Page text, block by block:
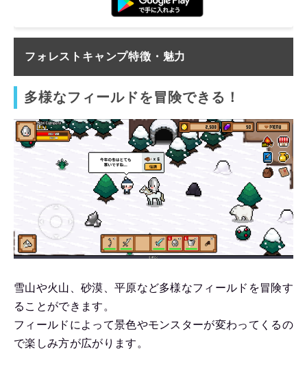
フォレストキャンプ特徴・魅力
多様なフィールドを冒険できる！
雪山や火山、砂漠、平原など多様なフィールドを冒険す
ることができます。
フィールドによって景色やモンスターが変わってくるの
で楽しみ方が広がります。